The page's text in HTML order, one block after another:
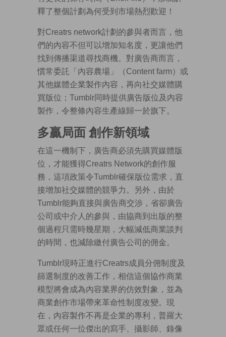
釋了整個計劃為何受到市場熱烈歡迎！
對Creatrs network計劃的參與者而言，他
們的內容不但可以增加知名度，更讓他們
找到傳播渠道尋找商機。對廣告商而言，
慣常委託「內容農場」（Content farm）或
其他媒體企業製作內容，再向社交媒體購
買版位；Tumblr同時提供廣告版位及內容
製作，令整條內容生產線歸一於旗下。
多贏局面 創作新領域
在這一機制下，廣告商必須先購買媒體版
位，才能獲得Creatrs Network的創作服
務，這項政策令Tumblr確保版位需求，直
接增加社交媒體的競爭力。另外，由於
Tumblr能夠直接與廣告商交涉，省卻廣告
公司或中介人的參與，由協商到出版的整
個過程只需時幾星期，大幅減低商業談判
的時間，也減除繳付廣告公司的佣金。
Tumblr現時正進行Creatrs成員分佣制度及
篩選制度的改善工作，相信這個協作商業
模型將會成為內容業界的仿效對象，並為
商業創作市場帶來革命性制度改變。現
在，內容製作不再是企業的專利，普羅大
眾或任何一位傑出的寫手、攝影師、錄像